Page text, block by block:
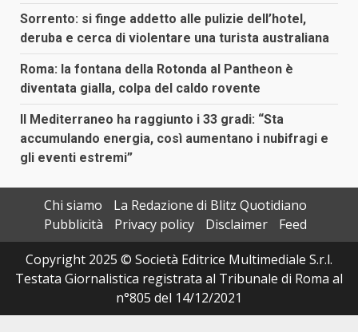
Sorrento: si finge addetto alle pulizie dell’hotel,
deruba e cerca di violentare una turista australiana
Roma: la fontana della Rotonda al Pantheon è
diventata gialla, colpa del caldo rovente
Il Mediterraneo ha raggiunto i 33 gradi: “Sta
accumulando energia, così aumentano i nubifragi e
gli eventi estremi”
Chi siamo
La Redazione di Blitz Quotidiano
Pubblicità
Privacy policy Disclaimer
Feed
Copyright 2025 © Società Editrice Multimediale S.r.l.
Testata Giornalistica registrata al Tribunale di Roma al
n°805 del 14/12/2021